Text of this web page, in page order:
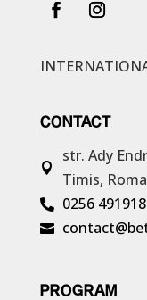
CONTACT

str. Ady
Timis,
 0256 491918

PROGRAM